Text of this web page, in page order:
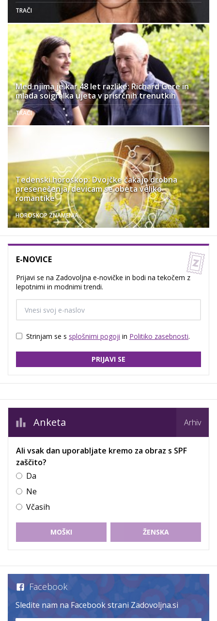
TRAČI
Med njima je kar 48 let razlike: Richard Gere in
mlada soigralka ujeta v prisrčnih trenutkih
TRAČI
Tedenski horoskop: Dvojčke čakajo drobna
presenečenja, devicam se obeta veliko
romantike
HOROSKOP ZNAMENJA
E-NOVICE
Prijavi se na Zadovoljna e-novičke in bodi na tekočem z
lepotnimi in modnimi trendi.
Strinjam se s splošnimi pogoji in Politiko zasebnosti.
PRIJAVI SE
Anketa Arhiv
Ali vsak dan uporabljate kremo za obraz s SPF
zaščito?
Da
Ne
Včasih
MOŠKI ŽENSKA
Facebook
Sledite nam na Facebook strani Zadovoljna.si